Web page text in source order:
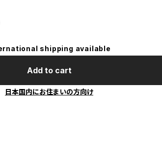
shipping available
Add to cart
日本国内にお住まいの方向け